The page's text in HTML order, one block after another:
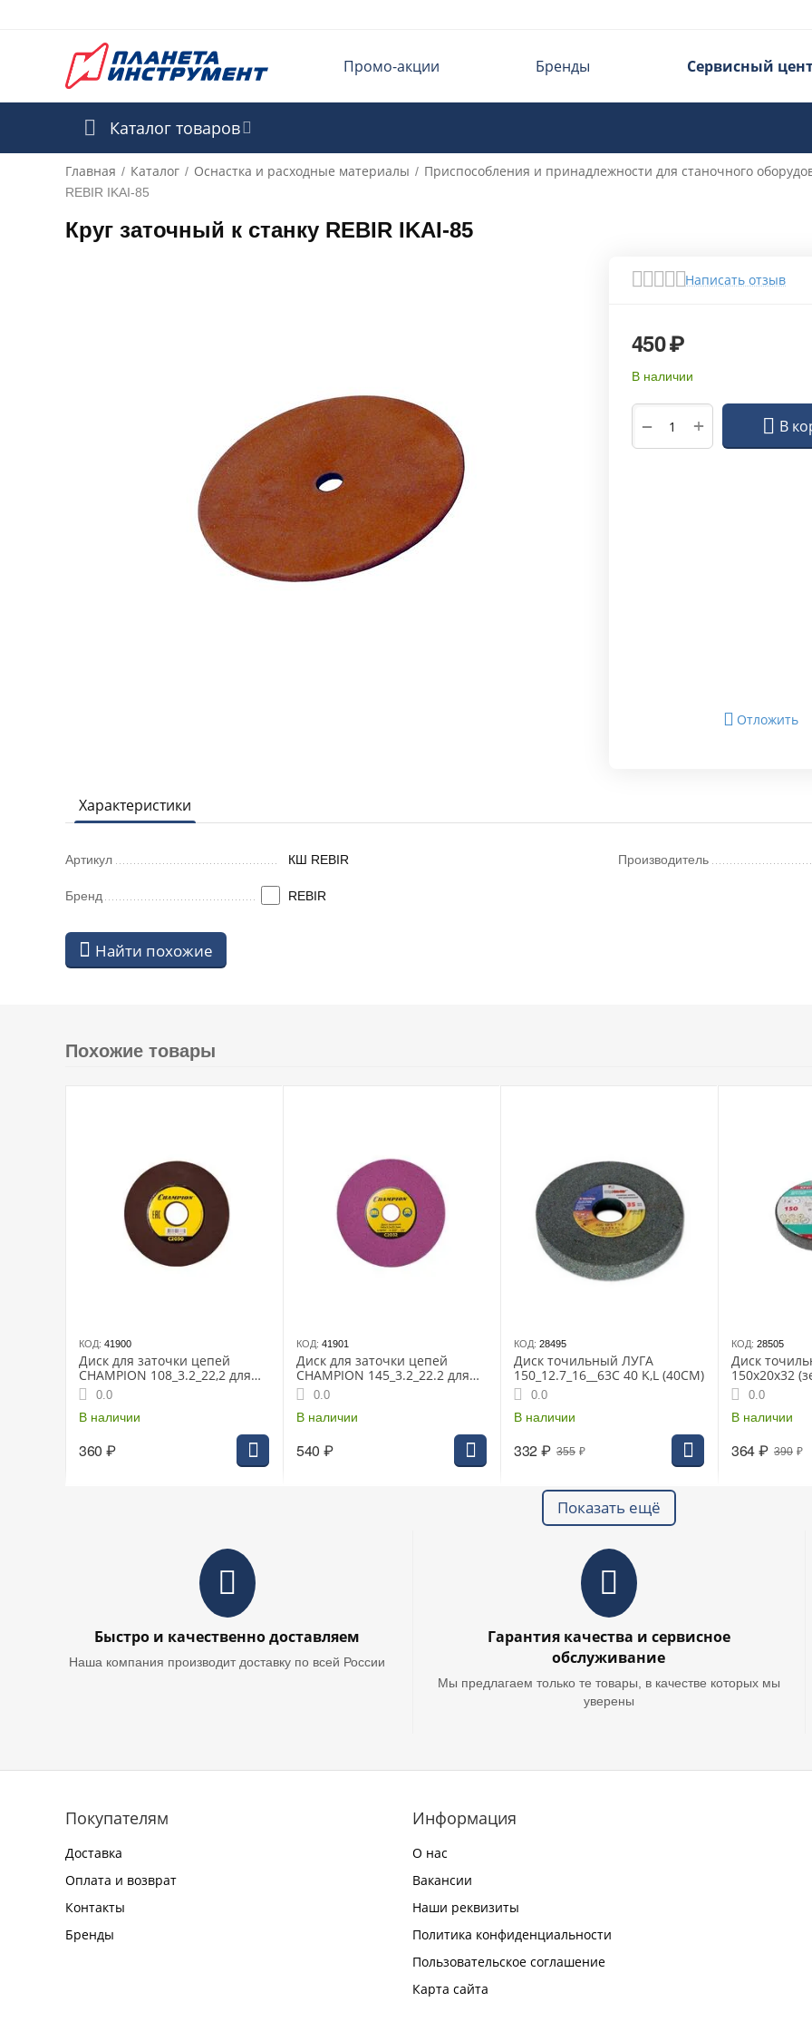
Промо-акции Бренды Сервисный
Каталог товаров
Главная / Каталог / Оснастка и расходные материалы / Приспособления и принадлежности для станочного
REBIR IKAI-85
Круг заточный к станку REBIR IKAI-85
Написать отзыв
450₽
В наличии
+
− В
Отложить
Характеристики
Артикул КШ REBIR
Бренд REBIR
Производитель
Найти похожие
Похожие товары
КОД: 41900
Диск для заточки цепей
CHAMPION 108_3.2_22,2 для
станка C2000 (3/8PM", 0.325",
1/4) C2030
0.0
В наличии
360 ₽
КОД: 41901
Диск для заточки цепей
CHAMPION 145_3.2_22.2 для
станка C2001 (3/8PM", 0.325",
1/4) C2032
0.0
В наличии
540 ₽
КОД: 28495
Диск точильный ЛУГА
150_12.7_16__63С 40 K,L (40СМ)
0.0
В наличии
355 ₽
332₽
КОД: 28505
Диск
150х20х32
0.0
В наличии
390 ₽
364₽
Показать ещё
Быстро и качественно доставляем
Наша компания производит доставку по всей России
Гарантия качества и сервисное
обслуживание
Мы предлагаем только те товары, в качестве которых мы
уверены
Покупателям
Доставка
Оплата и возврат
Контакты
Бренды
Информация
О нас
Вакансии
Наши реквизиты
Политика конфиденциальности
Пользовательское соглашение
Карта сайта